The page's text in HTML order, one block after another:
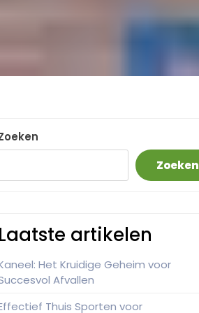
Zoeken
artikelen
Het Kruidige Geheim voor
Afvallen
Thuis Sporten voor